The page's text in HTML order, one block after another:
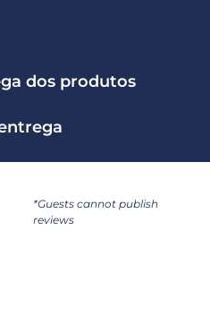
dos produtos
*Guests cannot publish
reviews